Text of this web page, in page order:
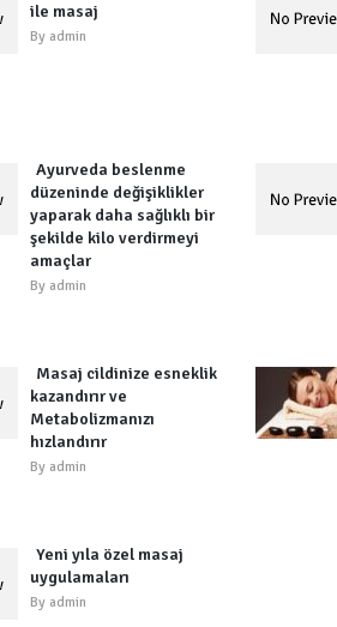
ile masaj
By admin
Ayurveda beslenme
düzeninde değişiklikler
yaparak daha sağlıklı bir
şekilde kilo verdirmeyi
amaçlar
By admin
Masaj cildinize esneklik
kazandırır ve
Metabolizmanızı
hızlandırır
By admin
Yeni yıla özel masaj
uygulamaları
By admin